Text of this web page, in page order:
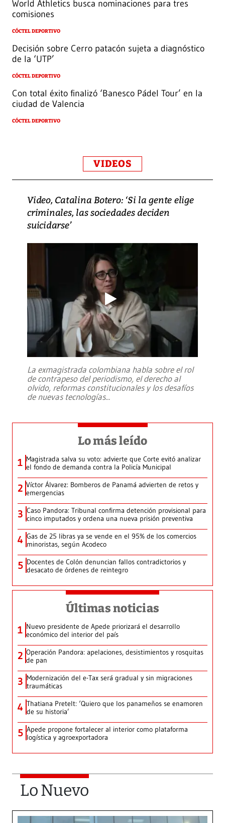
World Athletics busca nominaciones para tres
comisiones
CÓCTEL DEPORTIVO
Decisión sobre Cerro patacón sujeta a diagnóstico
de la ‘UTP’
CÓCTEL DEPORTIVO
Con total éxito finalizó ‘Banesco Pádel Tour’ en la
ciudad de Valencia
CÓCTEL DEPORTIVO
VIDEOS
Video, Catalina Botero: ‘Si la gente elige
criminales, las sociedades deciden
suicidarse’
La exmagistrada colombiana habla sobre el rol
de contrapeso del periodismo, el derecho al
olvido, reformas constitucionales y los desafíos
de nuevas tecnologías...
Lo más leído
1 Magistrada salva su voto: advierte que Corte evitó analizar
el fondo de demanda contra la Policía Municipal
2 Víctor Álvarez: Bomberos de Panamá advierten de retos y
emergencias
3 Caso Pandora: Tribunal confirma detención provisional para
cinco imputados y ordena una nueva prisión preventiva
4 Gas de 25 libras ya se vende en el 95% de los comercios
minoristas, según Acodeco
5 Docentes de Colón denuncian fallos contradictorios y
desacato de órdenes de reintegro
Últimas noticias
1 Nuevo presidente de Apede priorizará el desarrollo
económico del interior del país
2 Operación Pandora: apelaciones, desistimientos y rosquitas
de pan
3 Modernización del e-Tax será gradual y sin migraciones
traumáticas
4 Thatiana Pretelt: ‘Quiero que los panameños se enamoren
de su historia’
5 Apede propone fortalecer al interior como plataforma
logística y agroexportadora
Lo Nuevo